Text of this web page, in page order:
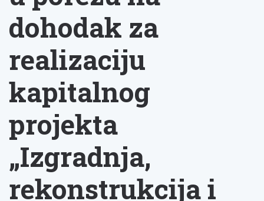
dohodak za
realizaciju
kapitalnog
projekta
„Izgradnja,
rekonstrukcija i